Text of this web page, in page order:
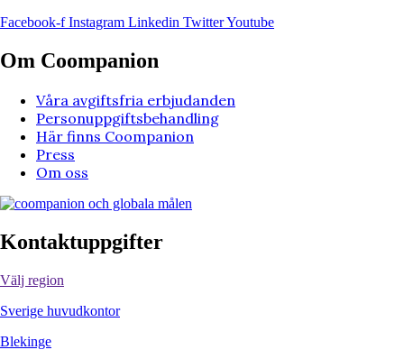
Facebook-f Instagram Linkedin TwitterYoutube
Om Coompanion
Våra avgiftsfria erbjudanden
Personuppgiftsbehandling
Här finns Coompanion
Press
Om oss
Kontaktuppgifter
Välj region
Sverige huvudkontor
Blekinge